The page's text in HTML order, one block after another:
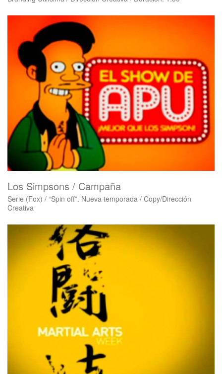
Los Simpsons / Campaña
Serie (Fox) / “Spin off”. Nueva temporada / Copy/Dirección
Creativa